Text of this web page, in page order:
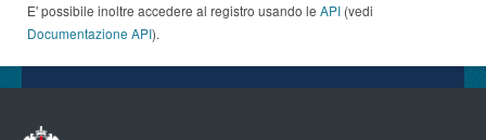
E' possibile inoltre accedere al registro usando le API (vedi
Documentazione API).